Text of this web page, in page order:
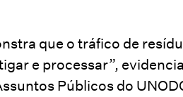
que o tráfico de
e processar”,
Públicos do